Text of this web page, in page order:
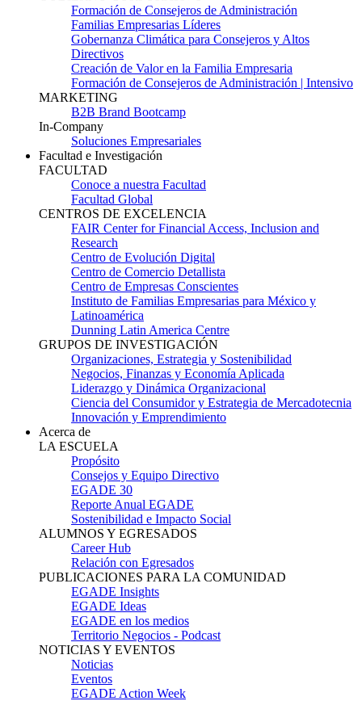
Formación de Consejeros de Administración
Familias Empresarias Líderes
Gobernanza Climática para Consejeros y Altos
Directivos
Creación de Valor en la Familia Empresaria
Formación de Consejeros de Administración | Intensivo
MARKETING
B2B Brand Bootcamp
In-Company
Soluciones Empresariales
Facultad e Investigación
FACULTAD
Conoce a nuestra Facultad
Facultad Global
CENTROS DE EXCELENCIA
FAIR Center for Financial Access, Inclusion and
Research
Centro de Evolución Digital
Centro de Comercio Detallista
Centro de Empresas Conscientes
Instituto de Familias Empresarias para México y
Latinoamérica
Dunning Latin America Centre
GRUPOS DE INVESTIGACIÓN
Organizaciones, Estrategia y Sostenibilidad
Negocios, Finanzas y Economía Aplicada
Liderazgo y Dinámica Organizacional
Ciencia del Consumidor y Estrategia de Mercadotecnia
Innovación y Emprendimiento
Acerca de
LA ESCUELA
Propósito
Consejos y Equipo Directivo
EGADE 30
Reporte Anual EGADE
Sostenibilidad e Impacto Social
ALUMNOS Y EGRESADOS
Career Hub
Relación con Egresados
PUBLICACIONES PARA LA COMUNIDAD
EGADE Insights
EGADE Ideas
EGADE en los medios
Territorio Negocios - Podcast
NOTICIAS Y EVENTOS
Noticias
Eventos
EGADE Action Week